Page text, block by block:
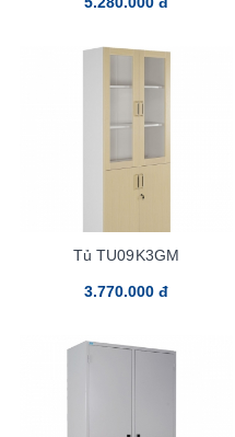
Tủ TU09K3GM
3.770.000 đ